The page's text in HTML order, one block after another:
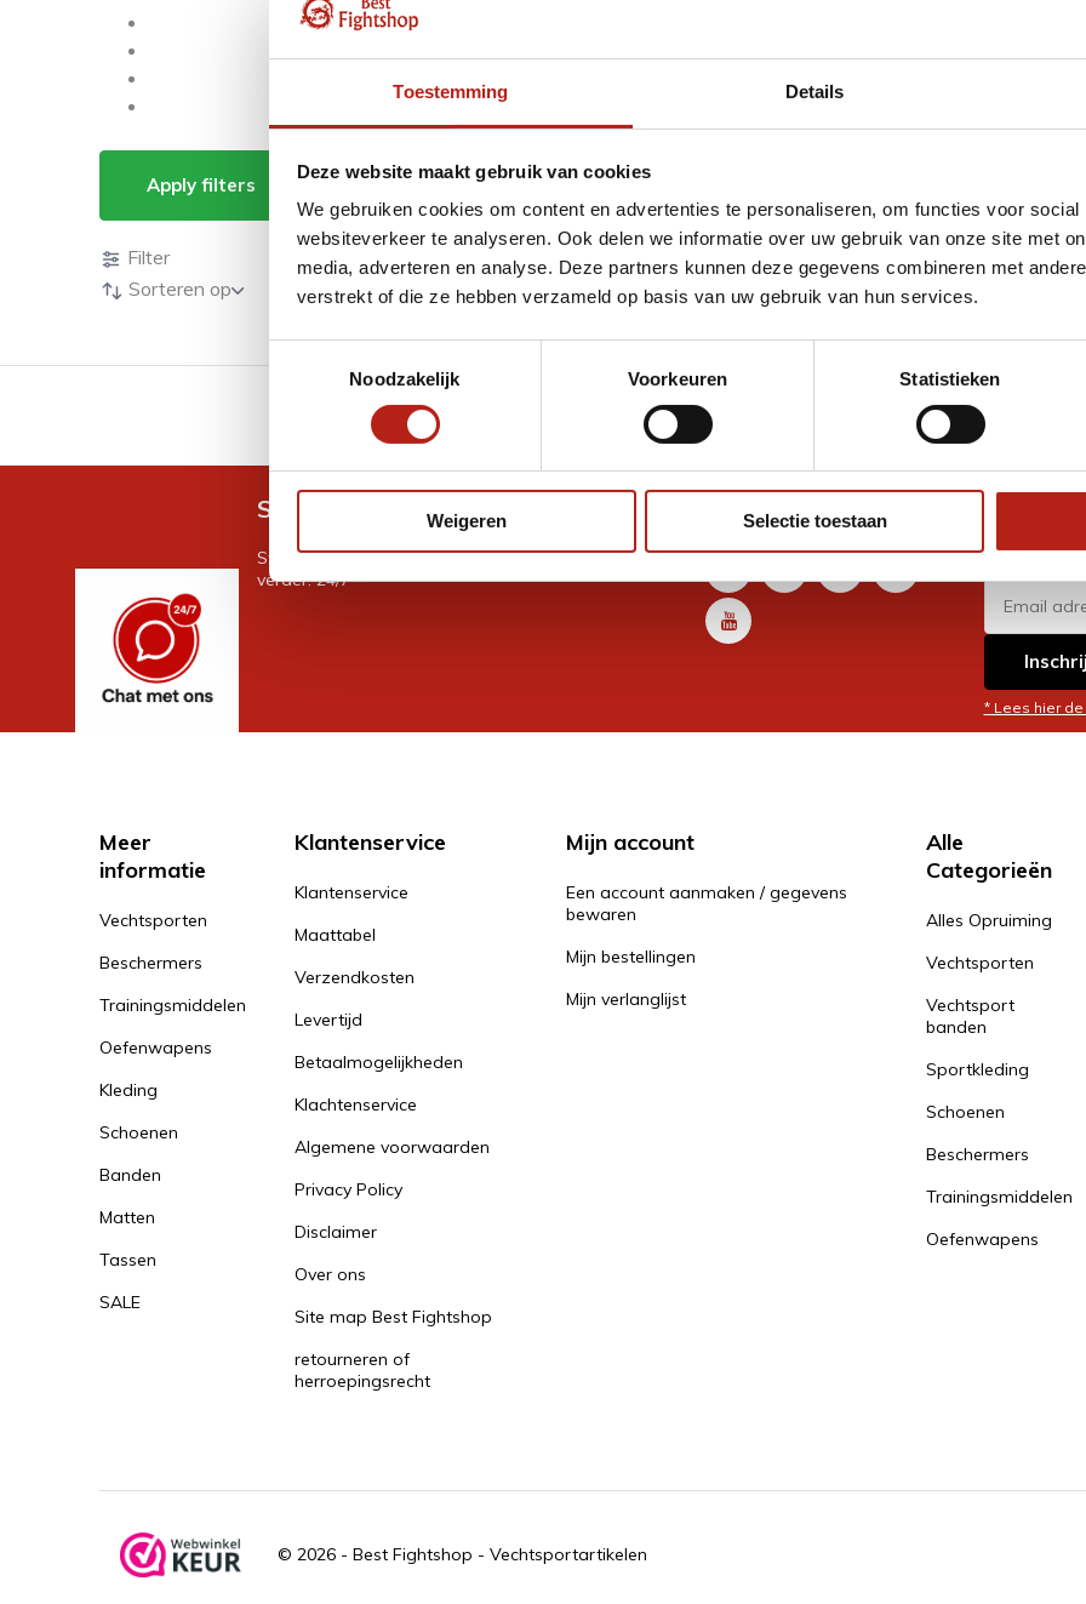
Toestemming Details
Deze website maakt gebruik van cookies
We gebruiken cookies om content en advertenties te personaliseren, om functies voor
websiteverkeer te analyseren. Ook delen we informatie over uw gebruik van onze site met
media, adverteren en analyse. Deze partners kunnen deze gegevens combineren met
verstrekt of die ze hebben verzameld op basis van uw gebruik van hun services.
Noodzakelijk
Voorkeuren Statistieken
Weigeren Selectie toestaan
Apply filters Producten getagd met Axis V2 hoofdbeschermer zwart/zwart
Producten
Filter
Sorteren op
GRATIS verzending v.a €75 Eenvoudig ruilen of retour
Snel antwoord op je vraag?
Stel je vraag in de chat, en we helpen je graag
verder. 24/7
Volg ons
* Lees hier
Meer
informatie
Vechtsporten
Beschermers
Trainingsmiddelen
Oefenwapens
Kleding
Schoenen
Banden
Matten
Tassen
SALE
Klantenservice
Klantenservice
Maattabel
Verzendkosten
Levertijd
Betaalmogelijkheden
Klachtenservice
Algemene voorwaarden
Privacy Policy
Disclaimer
Over ons
Site map Best Fightshop
retourneren of
herroepingsrecht
Mijn account
Een account aanmaken / gegevens
bewaren
Mijn bestellingen
Mijn verlanglijst
Alle
Categorieën
Alles Opruiming
Vechtsporten
Vechtsport
banden
Sportkleding
Schoenen
Beschermers
Trainingsmiddelen
Oefenwapens
© 2026 - Best Fightshop - Vechtsportartikelen